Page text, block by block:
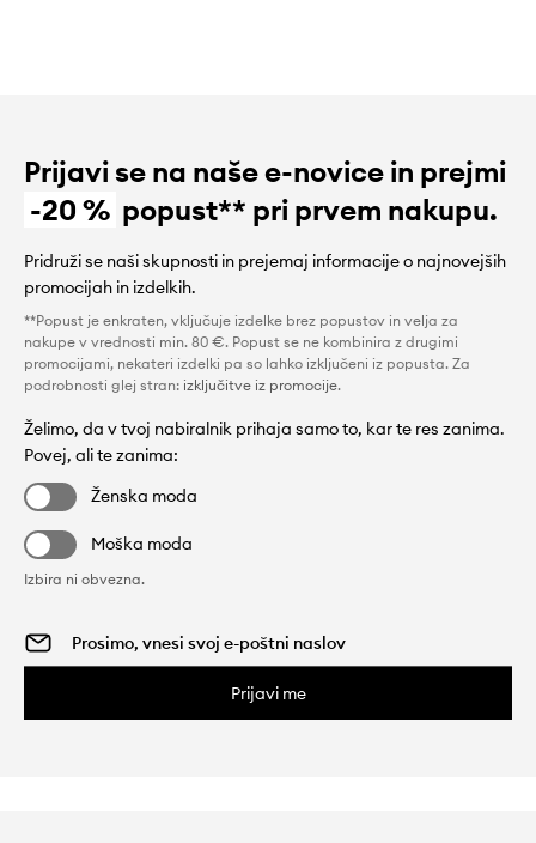
Prijavi se na naše e-novice in prejmi
-20 % popust** pri prvem nakupu.
Pridruži se naši skupnosti in prejemaj informacije o najnovejših
promocijah in izdelkih.
**Popust je enkraten, vključuje izdelke brez popustov in velja za
nakupe v vrednosti min. 80 €. Popust se ne kombinira z drugimi
promocijami, nekateri izdelki pa so lahko izključeni iz popusta. Za
podrobnosti glej stran: izključitve iz promocije.
Želimo, da v tvoj nabiralnik prihaja samo to, kar te res zanima.
Povej, ali te zanima:
Ženska moda
Moška moda
Izbira ni obvezna.
Prijavi me